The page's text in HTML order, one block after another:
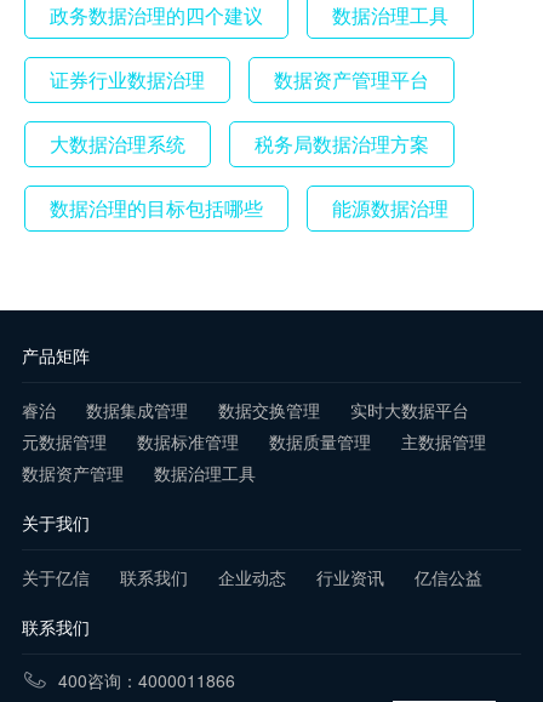
政务数据治理的四个建议 数据治理工具
证券行业数据治理 数据资产管理平台
大数据治理系统 税务局数据治理方案
数据治理的目标包括哪些 能源数据治理
产品矩阵
睿治 数据集成管理 数据交换管理
实时大数据平台
元数据管理
数据标准管理 数据质量管理
主数据管理
数据资产管理
数据治理工具
关于我们
关于亿信 联系我们 企业动态 行业资讯 亿信公益
联系我们
400咨询：4000011866